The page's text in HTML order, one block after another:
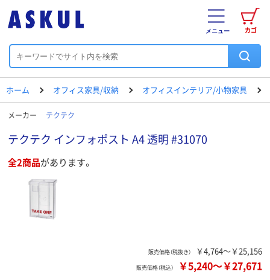
カゴ
メニュー
ホーム オフィス家具/収納 オフィスインテリア/小物家具
メーカー テクテク
テクテク インフォポスト A4 透明 #31070
全2商品があります。
販売価格（税抜き） ￥4,764～￥25,156
販売価格（税込） ￥5,240～￥27,671